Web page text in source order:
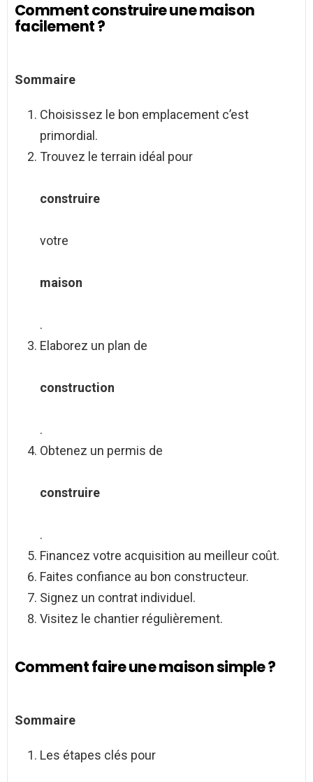
Comment construire une maison
facilement ?
Sommaire
Choisissez le bon emplacement c’est
primordial.
Trouvez le terrain idéal pour
construire
votre
maison
.
Elaborez un plan de
construction
.
Obtenez un permis de
construire
.
Financez votre acquisition au meilleur coût.
Faites confiance au bon constructeur.
Signez un contrat individuel.
Visitez le chantier régulièrement.
Comment faire une maison simple ?
Sommaire
Les étapes clés pour